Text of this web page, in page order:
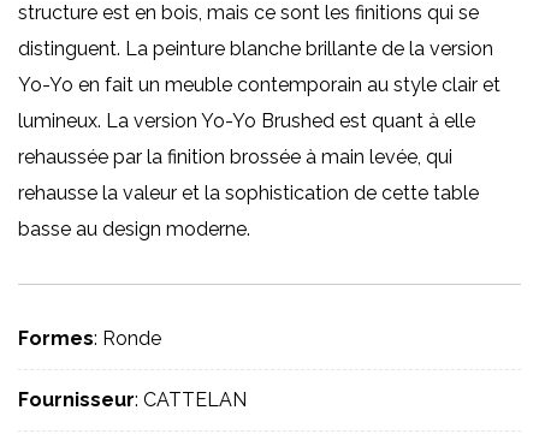
structure est en bois, mais ce sont les finitions qui se
distinguent. La peinture blanche brillante de la version
Yo-Yo en fait un meuble contemporain au style clair et
lumineux. La version Yo-Yo Brushed est quant à elle
rehaussée par la finition brossée à main levée, qui
rehausse la valeur et la sophistication de cette table
basse au design moderne.
Formes: Ronde
Fournisseur: CATTELAN